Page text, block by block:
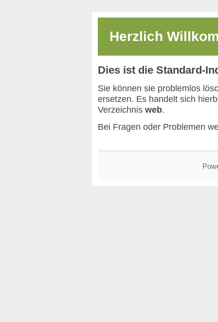
Herzlich
Dies ist die Standard-
Sie können sie problemlos
ersetzen. Es handelt sich
Verzeichnis web.
Bei Fragen oder Problemen